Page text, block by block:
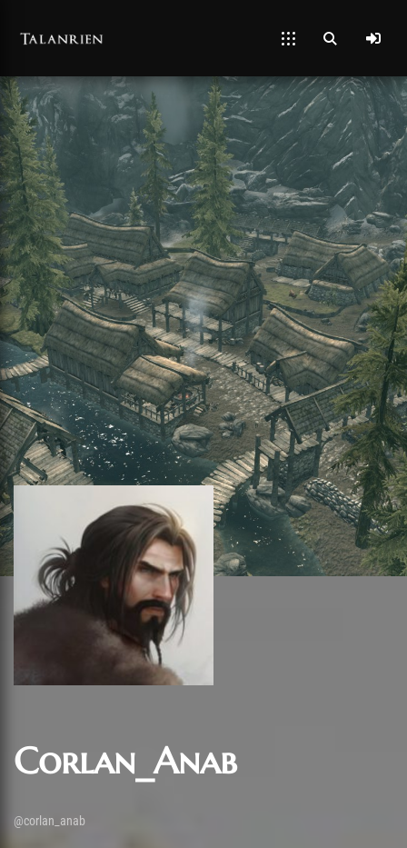
Corlan_Anab
@corlan_anab